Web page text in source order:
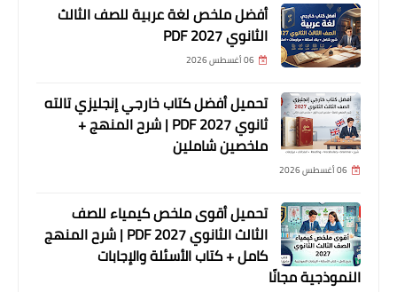
أفضل ملخص لغة عربية للصف الثالث
الثانوي 2027 PDF
06 أغسطس 2026
تحميل أفضل كتاب خارجي إنجليزي تالته
ثانوي 2027 PDF | شرح المنهج +
ملخصين شاملين
06 أغسطس 2026
تحميل أقوى ملخص كيمياء للصف
الثالث الثانوي 2027 PDF | شرح المنهج
كامل + كتاب الأسئلة والإجابات
النموذجية مجانًا